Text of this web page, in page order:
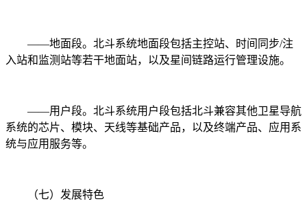
——地面段。北斗系统地面段包括主控站、时间同步/注
入站和监测站等若干地面站，以及星间链路运行管理设施。
——用户段。北斗系统用户段包括北斗兼容其他卫星导航
系统的芯片、模块、天线等基础产品，以及终端产品、应用系
统与应用服务等。
（七）发展特色